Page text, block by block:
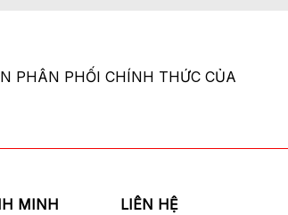
PHÂN PHỐI CHÍNH THỨC CỦA
MINH
LIÊN HỆ